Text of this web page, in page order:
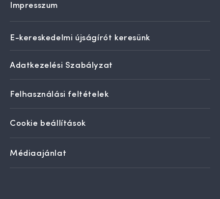
Impresszum
E-kereskedelmi újságírót keresünk
Adatkezelési Szabályzat
Felhasználási feltételek
Cookie beállítások
Médiaajánlat